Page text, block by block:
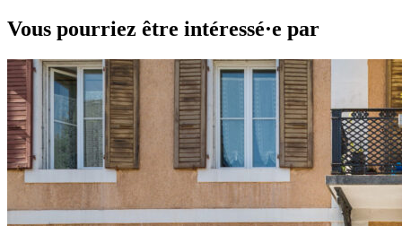
Vous pourriez être intéressé·e par